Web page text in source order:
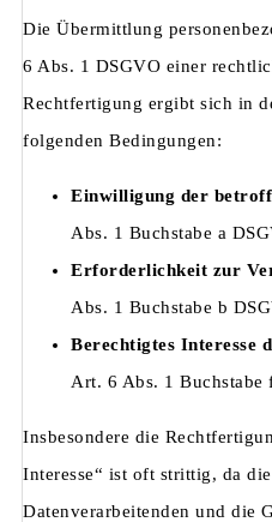
Die Übermittlung
6 Abs. 1 DSGVO einer
Rechtfertigung ergibt sich in
folgenden Bedingungen:
Einwilligung der
Abs. 1 Buchstabe a
Erforderlichkeit zur
Abs. 1 Buchstabe b
Berechtigtes Interesse
Art. 6 Abs. 1 Buchstabe
Insbesondere die
Interesse“ ist oft strittig, da
Datenverarbeitenden und die